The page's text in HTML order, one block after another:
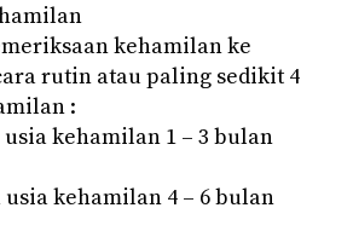
kehamilan ke
rutin atau paling sedikit 4
:
usia kehamilan 1 – 3 bulan
kehamilan 4 – 6 bulan